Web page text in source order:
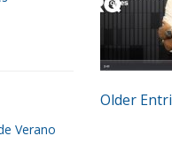
Verano
Older